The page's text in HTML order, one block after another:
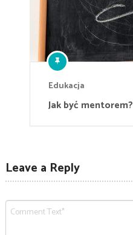
Edukacja
Jak być mentorem?
Leave a Reply